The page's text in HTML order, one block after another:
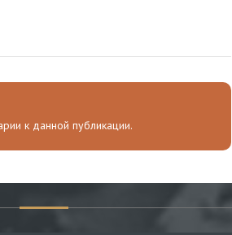
к данной публикации.